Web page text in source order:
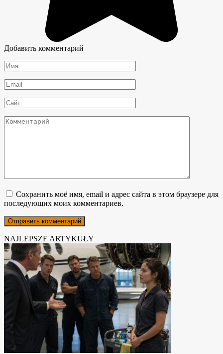
Добавить комментарий
Имя
*
Email
*
Сайт
Комментарий
Сохранить моё имя, email и адрес сайта в этом браузере для
последующих моих комментариев.
NAJLEPSZE ARTYKUŁY